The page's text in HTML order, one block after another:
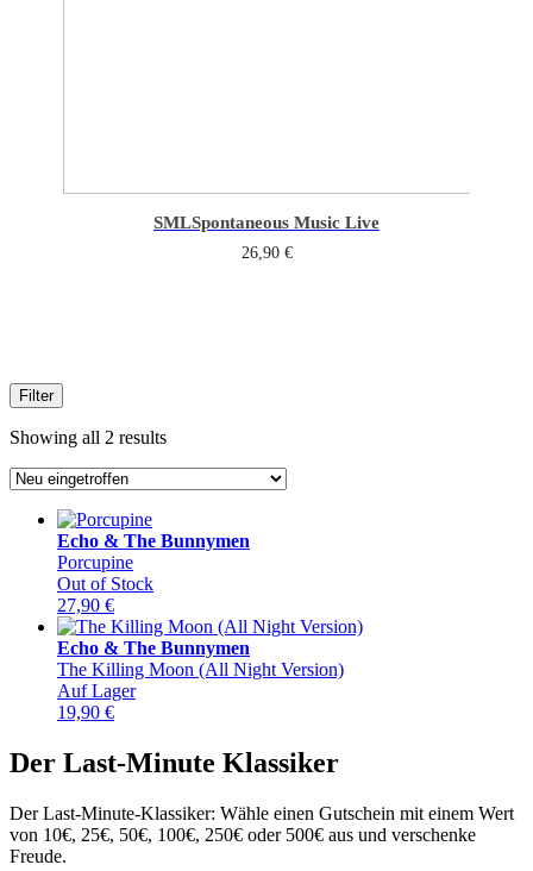
SMLSpontaneous Music Live
26,90 €
Filter
Showing all 2 resultsSorted
Echo & The Bunnymen
Porcupine
Out of Stock
27,90 €
Echo & The Bunnymen
The Killing Moon (All Night Version)
Auf Lager
19,90 €
Der Last-Minute Klassiker
Der Last-Minute-Klassiker: Wähle einen Gutschein mit einem Wert
von 10€, 25€, 50€, 100€, 250€ oder 500€ aus und verschenke
Freude.